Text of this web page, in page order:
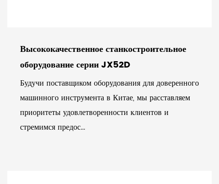
Высококачественное станкостроительное
оборудование серии JX52D
Будучи поставщиком оборудования для доверенного
машинного инструмента в Китае, мы расставляем
приоритеты удовлетворенности клиентов и
стремимся предос...